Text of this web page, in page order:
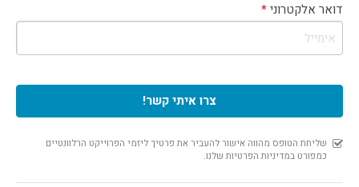
דואר אלקטרוני*
צרו איתי קשר!